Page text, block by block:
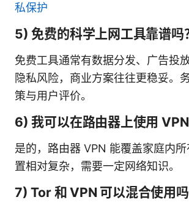
私保护
5) 免费的科学上网工具靠谱吗
免费工具通常有数据分发、广告投
隐私风险，商业方案往往更稳妥。
策与用户评价。
6) 我可以在路由器上使用 VPN
是的，路由器 VPN 能覆盖家庭内
置相对复杂，需要一定网络知识。
7) Tor 和 VPN 可以混合使用吗